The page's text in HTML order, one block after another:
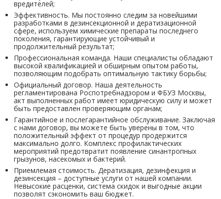
вредителей;
Эффективность. Мы постоянно следим за новейшими
разработками в дезинсекционной и дератизационной
сфере, используем химические препараты последнего
поколения, гарантирующие устойчивый и
продолжительный результат;
Профессиональная команда. Наши специалисты обладают
высокой квалификацией и обширным опытом работы,
позволяющим подобрать оптимальную тактику борьбы;
Официальный договор. Наша деятельность
регламентирована Роспотребнадзором и ФБУЗ Москвы,
акт выполненных работ имеет юридическую силу и может
быть предоставлен проверяющим органам;
Гарантийное и послегарантийное обслуживание. Заключая
с нами договор, вы можете быть уверены в том, что
положительный эффект от процедур продержится
максимально долго. Комплекс профилактических
мероприятий предотвратит появление синантропных
грызунов, насекомых и бактерий.
Приемлемая стоимость. Дератизация, дезинфекция и
дезинсекция – доступные услуги от нашей компании.
Невысокие расценки, система скидок и выгодные акции
позволят сэкономить ваш бюджет.